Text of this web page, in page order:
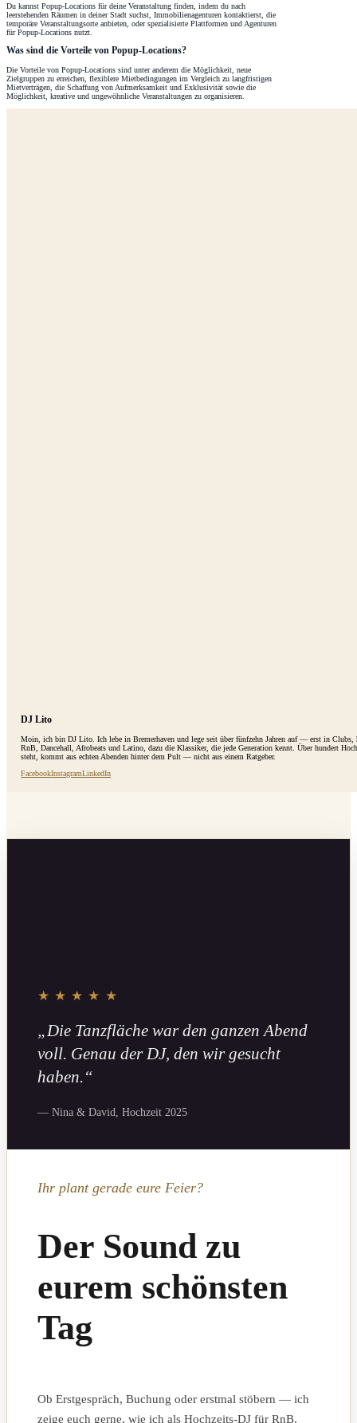
Du kannst Popup-Locations für deine Veranstaltung finden, indem du nach
leerstehenden Räumen in deiner Stadt suchst, Immobilienagenturen kontaktierst, die
temporäre Veranstaltungsorte anbieten, oder spezialisierte Plattformen und Agenturen
für Popup-Locations nutzt.
Was sind die Vorteile von Popup-Locations?
Die Vorteile von Popup-Locations sind unter anderem die Möglichkeit, neue
Zielgruppen zu erreichen, flexiblere Mietbedingungen im Vergleich zu langfristigen
Mietverträgen, die Schaffung von Aufmerksamkeit und Exklusivität sowie die
Möglichkeit, kreative und ungewöhnliche Veranstaltungen zu organisieren.
DJ Lito
Moin, ich bin DJ Lito. Ich lebe in Bremerhaven und lege seit über fünfzehn Jahren auf — erst in
RnB, Dancehall, Afrobeats und Latino, dazu die Klassiker, die jede Generation kennt. Über hundert
steht, kommt aus echten Abenden hinter dem Pult — nicht aus einem Ratgeber.
FacebookInstagramLinkedIn
★★★★★
„Die Tanzfläche war den ganzen Abend
voll. Genau der DJ, den wir gesucht
haben.“
— Nina & David, Hochzeit 2025
Ihr plant gerade eure Feier?
Der Sound zu
eurem schönsten
Tag
Ob Erstgespräch, Buchung oder erstmal stöbern — ich
zeige euch gerne, wie ich als Hochzeits-DJ für RnB,